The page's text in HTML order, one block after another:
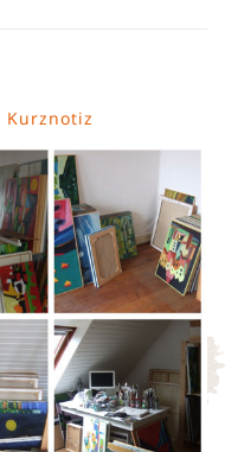
Kurznotiz